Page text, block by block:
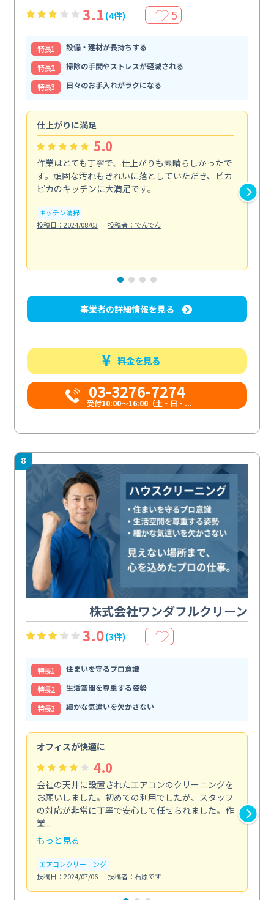
3.1 (4件) ＋ 5
特⻑1
設備・建材が長持ちする
特⻑2
掃除の手間やストレスが軽減される
特⻑3
日々のお手入れがラクになる
仕上がりに満足
5.0
作業はとても丁寧で、仕上がりも素晴らしかったで
す。頑固な汚れもきれいに落としていただき、ピカ
ピカのキッチンに大満足です。
キッチン清掃
投稿日：2024/08/03
投稿者：でんでん
事業者の詳細情報を見る
料金を見る
03-3276-7274
受付10:00〜16:00（土・日・...
8
株式会社ワンダフルクリーン
3.0(3件) ＋
特⻑1
住まいを守るプロ意識
特⻑2
生活空間を尊重する姿勢
特⻑3
細かな気遣いを欠かさない
オフィスが快適に
4.0
会社の天井に設置されたエアコンのクリーニングを
お願いしました。初めての利用でしたが、スタッフ
の対応が非常に丁寧で安心して任せられました。作
業...
もっと見る
エアコンクリーニング
投稿日：2024/07/06
投稿者：石原です